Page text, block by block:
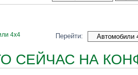
4х4 Перейти:
СЕЙЧАС НА